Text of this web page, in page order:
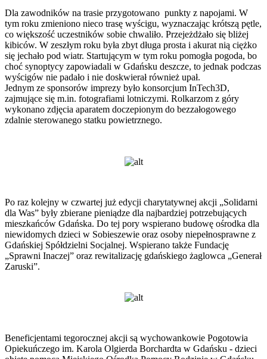
Dla zawodników na trasie przygotowano punkty z napojami. W
tym roku zmieniono nieco trasę wyścigu, wyznaczając krótszą pętle,
co większość uczestników sobie chwaliło. Przejeżdżało się bliżej
kibiców. W zeszłym roku była zbyt długa prosta i akurat nią ciężko
się jechało pod wiatr. Startującym w tym roku pomogła pogoda, bo
choć synoptycy zapowiadali w Gdańsku deszcze, to jednak podczas
wyścigów nie padało i nie doskwierał również upał.
Jednym ze sponsorów imprezy było konsorcjum InTech3D,
zajmujące się m.in. fotografiami lotniczymi. Rolkarzom z góry
wykonano zdjęcia aparatem doczepionym do bezzałogowego
zdalnie sterowanego statku powietrznego.
Po raz kolejny w czwartej już edycji charytatywnej akcji „Solidarni
dla Was” były zbierane pieniądze dla najbardziej potrzebujących
mieszkańców Gdańska. Do tej pory wspierano budowę ośrodka dla
niewidomych dzieci w Sobieszewie oraz osoby niepełnosprawne z
Gdańskiej Spółdzielni Socjalnej. Wspierano także Fundację
„Sprawni Inaczej” oraz rewitalizację gdańskiego żaglowca „Generał
Zaruski”.
Beneficjentami tegorocznej akcji są wychowankowie Pogotowia
Opiekuńczego im. Karola Olgierda Borchardta w Gdańsku - dzieci